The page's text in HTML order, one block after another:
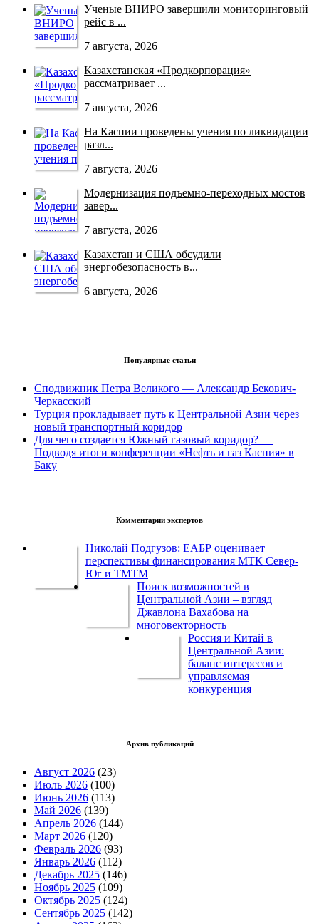
Ученые ВНИРО завершили мониторинговый
рейс в ...
7 августа, 2026
Казахстанская «Продкорпорация»
рассматривает ...
7 августа, 2026
На Каспии проведены учения по ликвидации
разл...
7 августа, 2026
Модернизация подъемно-переходных мостов
завер...
7 августа, 2026
Казахстан и США обсудили
энергобезопасность в...
6 августа, 2026
Популярные статьи
Сподвижник Петра Великого — Александр Бекович-
Черкасский
Турция прокладывает путь к Центральной Азии через
новый транспортный коридор
Для чего создается Южный газовый коридор? —
Подводя итоги конференции «Нефть и газ Каспия» в
Баку
Комментарии экспертов
Николай Подгузов: ЕАБР оценивает
перспективы финансирования МТК Север-
Юг и ТМТМ
Поиск возможностей в
Центральной Азии – взгляд
Джавлона Вахабова на
многовекторность
Россия и Китай в
Центральной Азии:
баланс интересов и
управляемая
конкуренция
Архив публикаций
Август 2026 (23)
Июль 2026 (100)
Июнь 2026 (113)
Май 2026 (139)
Апрель 2026 (144)
Март 2026 (120)
Февраль 2026 (93)
Январь 2026 (112)
Декабрь 2025 (146)
Ноябрь 2025 (109)
Октябрь 2025 (124)
Сентябрь 2025 (142)